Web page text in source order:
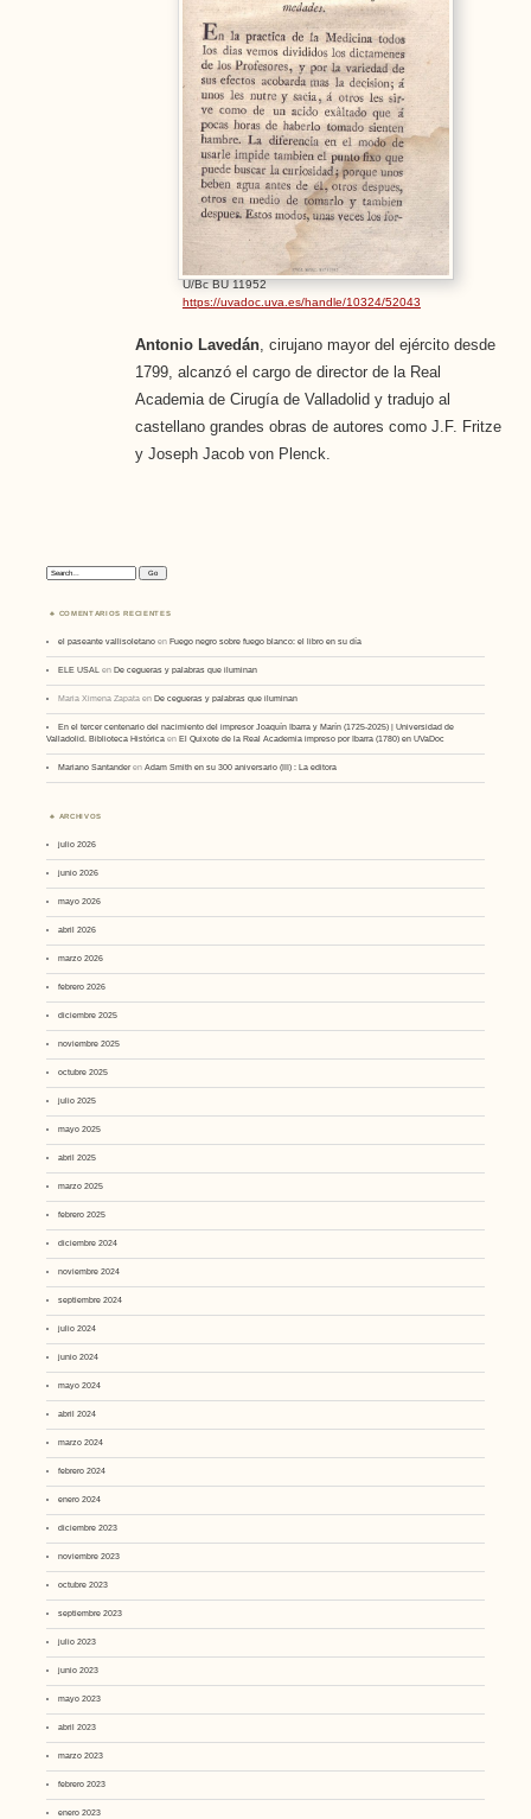
U/Bc BU 11952
https://uvadoc.uva.es/handle/10324/52043
Antonio Lavedán, cirujano mayor del ejército desde
1799, alcanzó el cargo de director de la Real
Academia de Cirugía de Valladolid y tradujo al
castellano grandes obras de autores como J.F. Fritze
y Joseph Jacob von Plenck.
Search:
COMENTARIOS RECIENTES
el paseante vallisoletano enFuego negro sobre fuego blanco: el libro en su día
ELE USAL enDe cegueras y palabras que iluminan
Maria Ximena Zapata enDe cegueras y palabras que iluminan
En el tercer centenario del nacimiento del impresor Joaquín Ibarra y Marín (1725-2025) | Universidad de
Valladolid. Biblioteca Histórica enEl Quixote de la Real Academia impreso por Ibarra (1780) en UVaDoc
Mariano SantanderenAdam Smith en su 300 aniversario (III) : La editora
ARCHIVOS
julio 2026
junio 2026
mayo 2026
abril 2026
marzo 2026
febrero 2026
diciembre 2025
noviembre 2025
octubre 2025
julio 2025
mayo 2025
abril 2025
marzo 2025
febrero 2025
diciembre 2024
noviembre 2024
septiembre 2024
julio 2024
junio 2024
mayo 2024
abril 2024
marzo 2024
febrero 2024
enero 2024
diciembre 2023
noviembre 2023
octubre 2023
septiembre 2023
julio 2023
junio 2023
mayo 2023
abril 2023
marzo 2023
febrero 2023
enero 2023